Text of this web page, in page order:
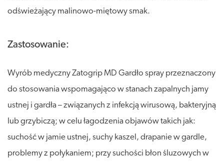
odświeżający malinowo-miętowy smak.
Zastosowanie:
Wyrób medyczny Zatogrip MD Gardło spray przeznaczony
do stosowania wspomagająco w stanach zapalnych jamy
ustnej i gardła – związanych z infekcją wirusową, bakteryjną
lub grzybiczą; w celu łagodzenia objawów takich jak:
suchość w jamie ustnej, suchy kaszel, drapanie w gardle,
problemy z połykaniem; przy suchości błon śluzowych w